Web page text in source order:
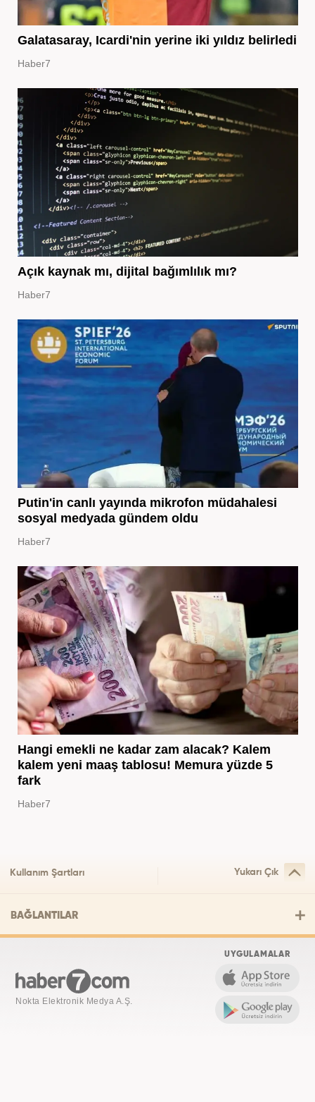
Galatasaray, Icardi'nin yerine iki yıldız belirledi
Haber7
Açık kaynak mı, dijital bağımlılık mı?
Haber7
Putin'in canlı yayında mikrofon müdahalesi
sosyal medyada gündem oldu
Haber7
Hangi emekli ne kadar zam alacak? Kalem
kalem yeni maaş tablosu! Memura yüzde 5
fark
Haber7
Kullanım Şartları Yukarı Çık
BAĞLANTILAR
Nokta Elektronik Medya A.Ş.
UYGULAMALAR